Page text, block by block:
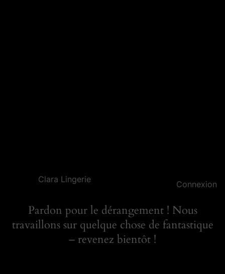
Clara Lingerie
Connexion
Pardon pour le dérangement ! Nous
travaillons sur quelque chose de fantastique
– revenez bientôt !